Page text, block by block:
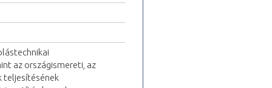
az országismereti, az
teljesítésének